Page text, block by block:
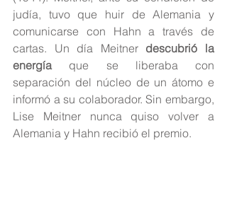
judía, tuvo que huir de Alemania y
comunicarse con Hahn a través de
cartas. Un día Meitner descubrió la
energía que se liberaba con
separación del núcleo de un átomo e
informó a su colaborador. Sin embargo,
Lise Meitner nunca quiso volver a
Alemania y Hahn recibió el premio.